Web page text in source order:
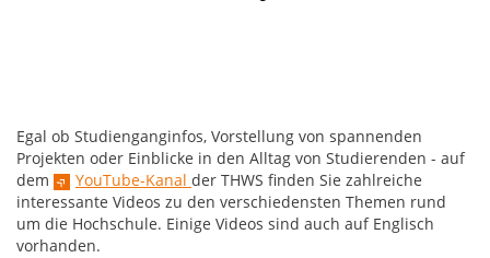
Egal ob Studienganginfos, Vorstellung von spannenden
Projekten oder Einblicke in den Alltag von Studierenden - auf
dem
YouTube-Kanal der THWS finden Sie zahlreiche
interessante Videos zu den verschiedensten Themen rund
um die Hochschule. Einige Videos sind auch auf Englisch
vorhanden.